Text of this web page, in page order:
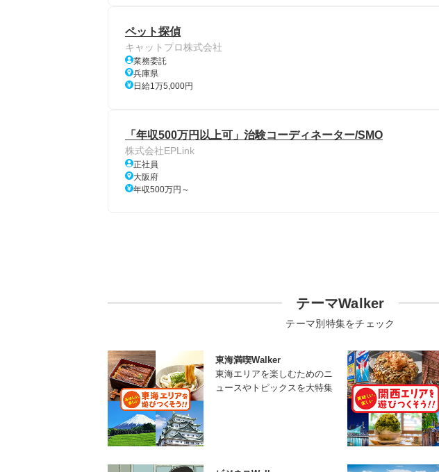
ペット探偵
キャットプロ株式会社
業務委託
兵庫県
日給1万5,000円
「年収500万円以上可」治験コーディネーター/SMO
株式会社EPLink
正社員
大阪府
年収500万円～
テーマWalker
テーマ別特集をチェック
東海満喫Walker
東海エリアを楽しむためのニ
ュースやトピックスを大特集